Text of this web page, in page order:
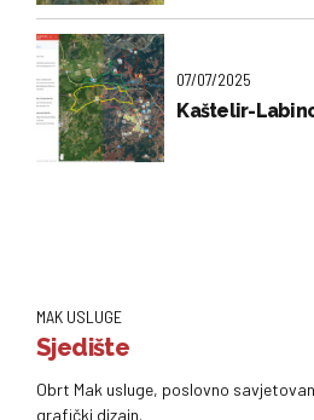
07/07/2025
Kaštelir-
MAK USLUGE
Sjedište
Obrt Mak usluge, poslovno
grafički dizajn.